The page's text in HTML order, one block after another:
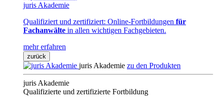
juris Akademie
Qualifiziert und zertifiziert: Online-Fortbildungen für
Fachanwälte in allen wichtigen Fachgebieten.
mehr erfahren
zurück
juris Akademie zu den Produkten
juris Akademie
Qualifizierte und zertifizierte Fortbildung